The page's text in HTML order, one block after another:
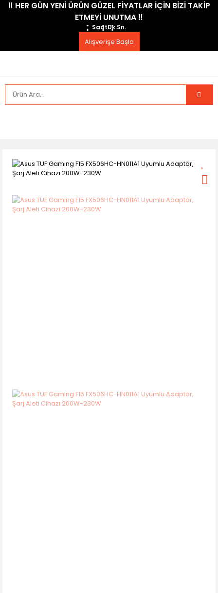
​‼️​ HER GÜN YENİ ÜRÜN GÜZEL FİYATLAR İÇİN BİZİ TAKİP
ETMEYİ UNUTMA ​‼️​
SaatDk.Sn.
Alışverişe Başla